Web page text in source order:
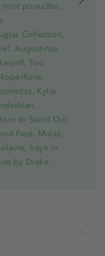
mint ponudbo.
Collection,
Augustinus
Too
Kylie
to Stand Out,
Face, Mulac,
Iraye in
by Drake.